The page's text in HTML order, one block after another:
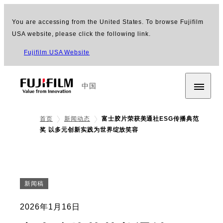
You are accessing from the United States. To browse Fujifilm
USA website, please click the following link.
Fujifilm USA Website
中国
首页 新闻动态
富士胶片荣获美通社ESG传播典范
奖 以多元创新实践为世界绽放笑容
新闻稿
2026年1月16日